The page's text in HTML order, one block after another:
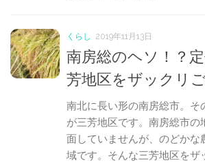
くらし 2019年11月13日
南房総のヘソ！？
芳地区をザックリ
南北に長い形の南房総市。そ
が三芳地区です。南房総市の
面していませんが、のどかな
域です。そんな三芳地区をザ